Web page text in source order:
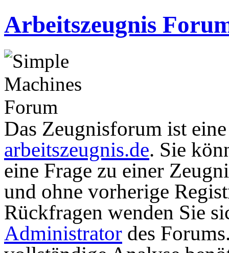
Arbeitszeugnis
Das Zeugnisforum ist
arbeitszeugnis.de. Sie
eine Frage zu einer
und ohne vorherige
Rückfragen wenden Sie
Administrator des